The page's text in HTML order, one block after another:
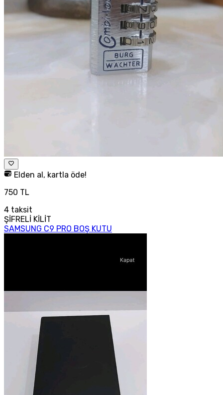
Elden al, kartla öde!
750 TL
4 taksit
ŞİFRELİ KİLİT
SAMSUNG C9 PRO BOŞ KUTU